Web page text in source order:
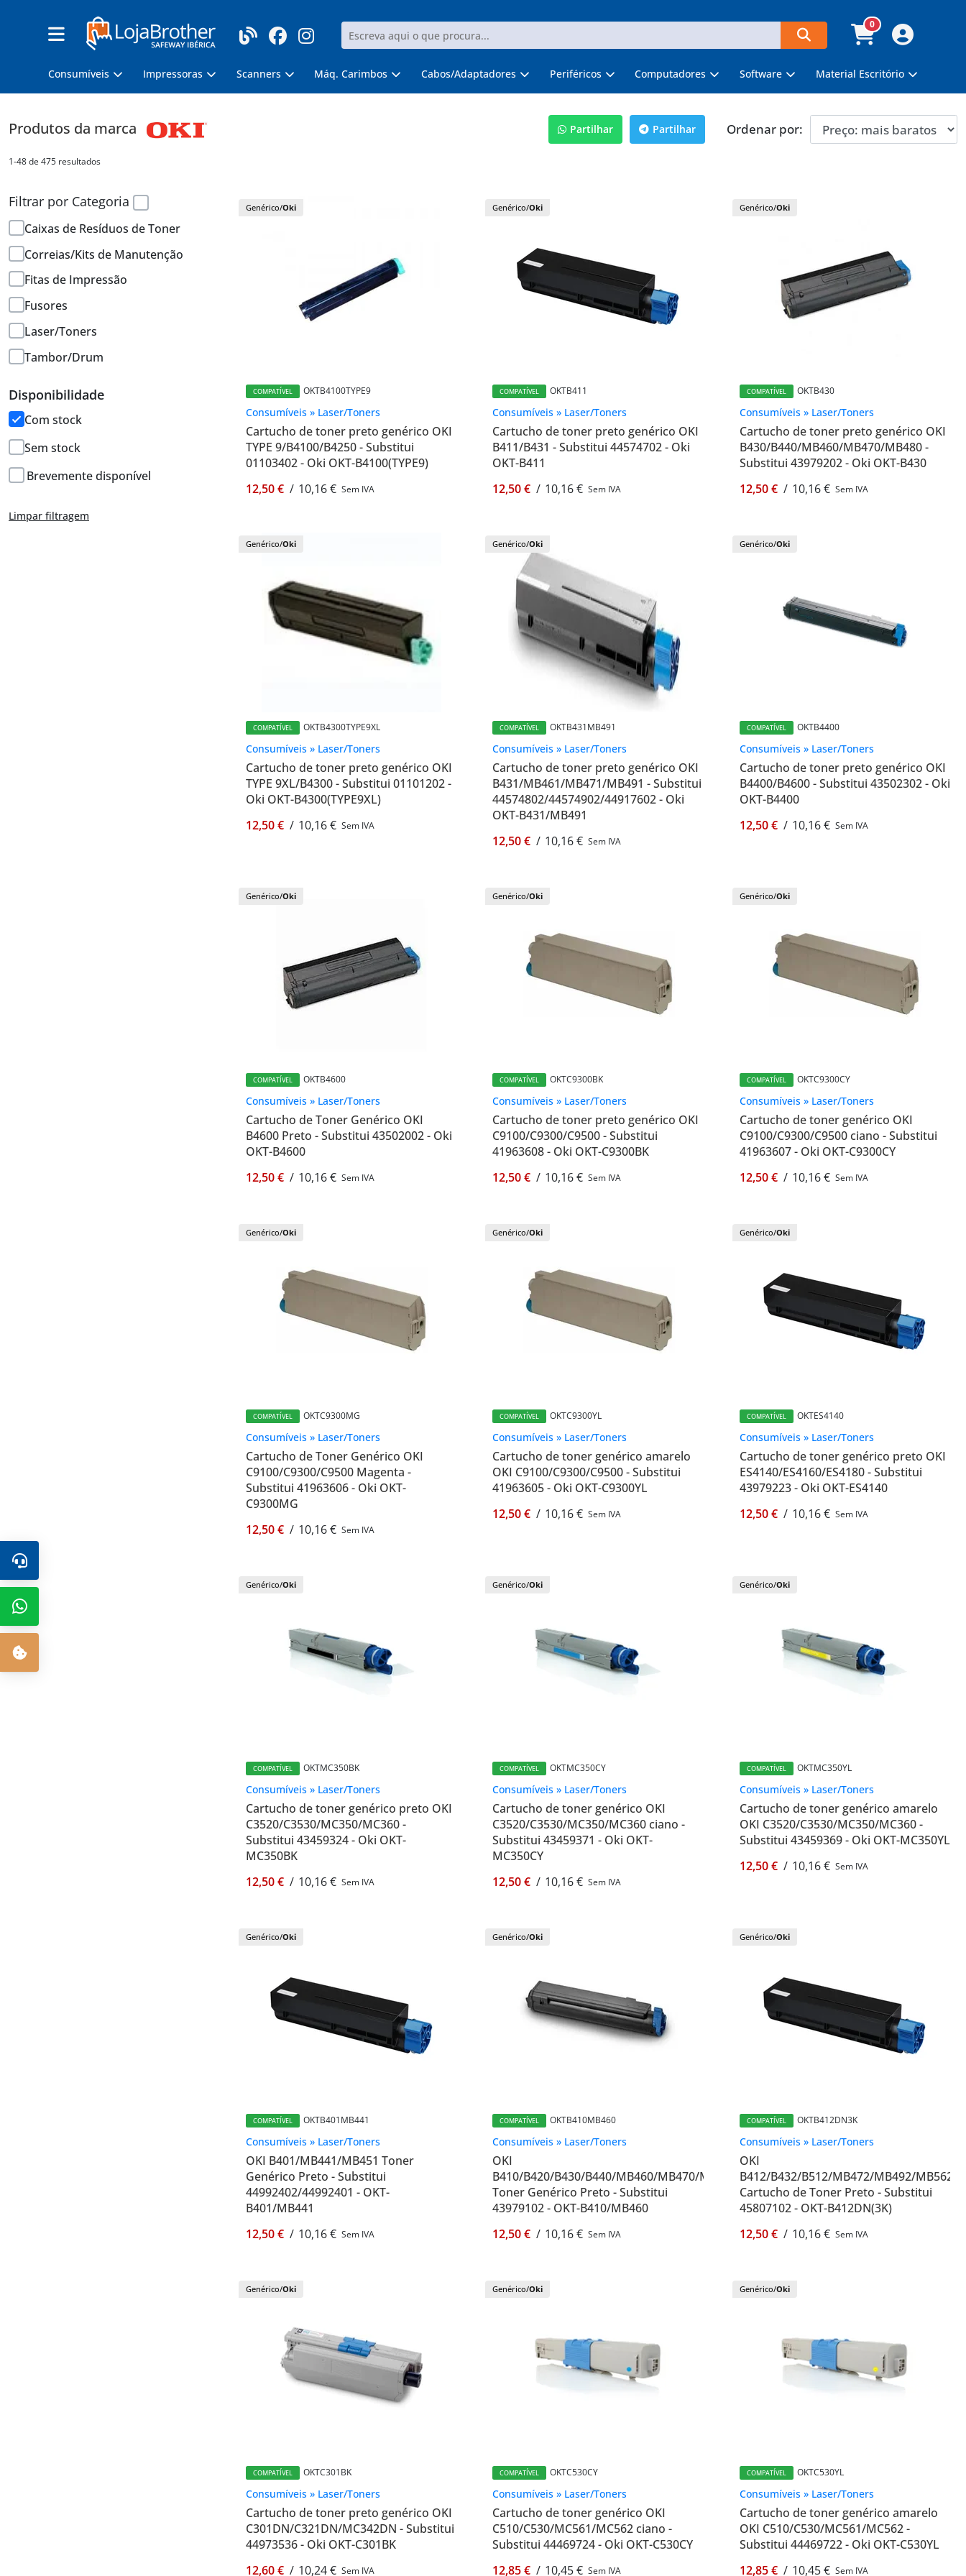
0
Consumíveis Impressoras Scanners Máq. Carimbos Cabos/Adaptadores Periféricos Computadores Software Material Escritório
Produtos da marca
1-48 de 475 resultados
Partilhar Partilhar Ordenar por:
Filtrar por Categoria
Caixas de Resíduos de Toner
Correias/Kits de Manutenção
Fitas de Impressão
Fusores
Laser/Toners
Tambor/Drum
Disponibilidade
Com stock
Sem stock
Brevemente disponível
Limpar filtragem
Genérico/Oki
COMPATÍVEL OKTB4100TYPE9
Consumíveis » Laser/Toners
Cartucho de toner preto genérico OKI
TYPE 9/B4100/B4250 - Substitui
01103402 - Oki OKT-B4100(TYPE9)
12,50 € / 10,16 € Sem IVA
Genérico/Oki
COMPATÍVEL OKTB411
Consumíveis » Laser/Toners
Cartucho de toner preto genérico OKI
B411/B431 - Substitui 44574702 - Oki
OKT-B411
12,50 € / 10,16 € Sem IVA
Genérico/Oki
COMPATÍVEL OKTB430
Consumíveis » Laser/Toners
Cartucho de toner preto genérico OKI
B430/B440/MB460/MB470/MB480 -
Substitui 43979202 - Oki OKT-B430
12,50 € / 10,16 € Sem IVA
Genérico/Oki
COMPATÍVEL OKTB4300TYPE9XL
Consumíveis » Laser/Toners
Cartucho de toner preto genérico OKI
TYPE 9XL/B4300 - Substitui 01101202 -
Oki OKT-B4300(TYPE9XL)
12,50 € / 10,16 € Sem IVA
Genérico/Oki
COMPATÍVEL OKTB431MB491
Consumíveis » Laser/Toners
Cartucho de toner preto genérico OKI
B431/MB461/MB471/MB491 - Substitui
44574802/44574902/44917602 - Oki
OKT-B431/MB491
12,50 € / 10,16 € Sem IVA
Genérico/Oki
COMPATÍVEL OKTB4400
Consumíveis » Laser/Toners
Cartucho de toner preto genérico OKI
B4400/B4600 - Substitui 43502302 - Oki
OKT-B4400
12,50 € / 10,16 € Sem IVA
Genérico/Oki
COMPATÍVEL OKTB4600
Consumíveis » Laser/Toners
Cartucho de Toner Genérico OKI
B4600 Preto - Substitui 43502002 - Oki
OKT-B4600
12,50 € / 10,16 € Sem IVA
Genérico/Oki
COMPATÍVEL OKTC9300BK
Consumíveis » Laser/Toners
Cartucho de toner preto genérico OKI
C9100/C9300/C9500 - Substitui
41963608 - Oki OKT-C9300BK
12,50 € / 10,16 € Sem IVA
Genérico/Oki
COMPATÍVEL OKTC9300CY
Consumíveis » Laser/Toners
Cartucho de toner genérico OKI
C9100/C9300/C9500 ciano - Substitui
41963607 - Oki OKT-C9300CY
12,50 € / 10,16 € Sem IVA
Genérico/Oki
COMPATÍVEL OKTC9300MG
Consumíveis » Laser/Toners
Cartucho de Toner Genérico OKI
C9100/C9300/C9500 Magenta -
Substitui 41963606 - Oki OKT-
C9300MG
12,50 € / 10,16 € Sem IVA
Genérico/Oki
COMPATÍVEL OKTC9300YL
Consumíveis » Laser/Toners
Cartucho de toner genérico amarelo
OKI C9100/C9300/C9500 - Substitui
41963605 - Oki OKT-C9300YL
12,50 € / 10,16 € Sem IVA
Genérico/Oki
COMPATÍVEL OKTES4140
Consumíveis » Laser/Toners
Cartucho de toner genérico preto OKI
ES4140/ES4160/ES4180 - Substitui
43979223 - Oki OKT-ES4140
12,50 € / 10,16 € Sem IVA
Genérico/Oki
COMPATÍVEL OKTMC350BK
Consumíveis » Laser/Toners
Cartucho de toner genérico preto OKI
C3520/C3530/MC350/MC360 -
Substitui 43459324 - Oki OKT-
MC350BK
12,50 € / 10,16 € Sem IVA
Genérico/Oki
COMPATÍVEL OKTMC350CY
Consumíveis » Laser/Toners
Cartucho de toner genérico OKI
C3520/C3530/MC350/MC360 ciano -
Substitui 43459371 - Oki OKT-
MC350CY
12,50 € / 10,16 € Sem IVA
Genérico/Oki
COMPATÍVEL OKTMC350YL
Consumíveis » Laser/Toners
Cartucho de toner genérico amarelo
OKI C3520/C3530/MC350/MC360 -
Substitui 43459369 - Oki OKT-MC350YL
12,50 € / 10,16 € Sem IVA
Genérico/Oki
COMPATÍVEL OKTB401MB441
Consumíveis » Laser/Toners
OKI B401/MB441/MB451 Toner
Genérico Preto - Substitui
44992402/44992401 - OKT-
B401/MB441
12,50 € / 10,16 € Sem IVA
Genérico/Oki
COMPATÍVEL OKTB410MB460
Consumíveis » Laser/Toners
OKI
B410/B420/B430/B440/MB460/MB470/MB480
Toner Genérico Preto - Substitui
43979102 - OKT-B410/MB460
12,50 € / 10,16 € Sem IVA
Genérico/Oki
COMPATÍVEL OKTB412DN3K
Consumíveis » Laser/Toners
OKI
B412/B432/B512/MB472/MB492/MB562
Cartucho de Toner Preto - Substitui
45807102 - OKT-B412DN(3K)
12,50 € / 10,16 € Sem IVA
Genérico/Oki
COMPATÍVEL OKTC301BK
Consumíveis » Laser/Toners
Cartucho de toner preto genérico OKI
C301DN/C321DN/MC342DN - Substitui
44973536 - Oki OKT-C301BK
12,60 € / 10,24 € Sem IVA
Genérico/Oki
COMPATÍVEL OKTC530CY
Consumíveis » Laser/Toners
Cartucho de toner genérico OKI
C510/C530/MC561/MC562 ciano -
Substitui 44469724 - Oki OKT-C530CY
12,85 € / 10,45 € Sem IVA
Genérico/Oki
COMPATÍVEL OKTC530YL
Consumíveis » Laser/Toners
Cartucho de toner genérico amarelo
OKI C510/C530/MC561/MC562 -
Substitui 44469722 - Oki OKT-C530YL
12,85 € / 10,45 € Sem IVA